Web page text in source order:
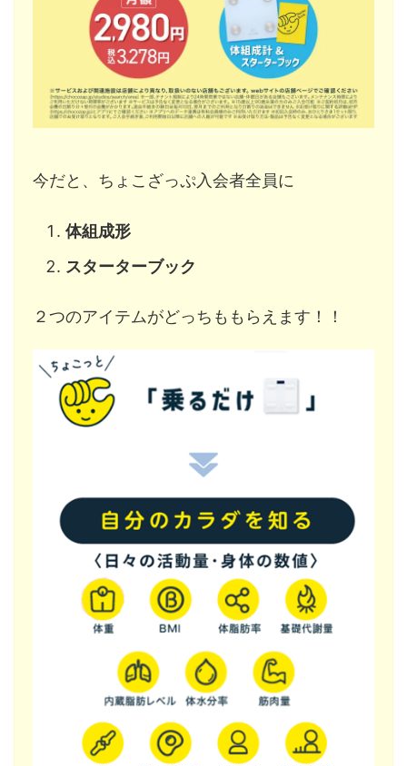
今だと、ちょこざっぷ入会者全員に
体組成形
スターターブック
２つのアイテムがどっちももらえます！！